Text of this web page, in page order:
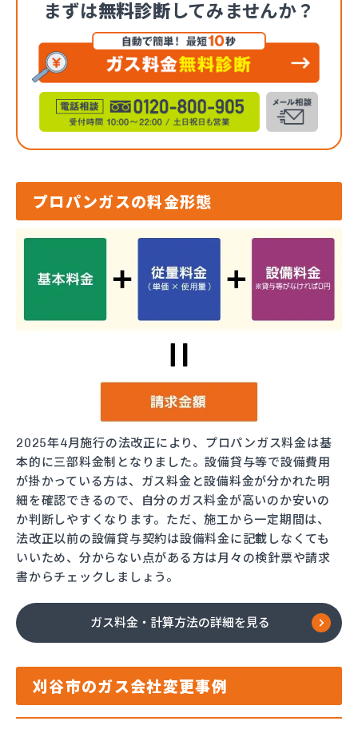
まずは無料診断してみませんか？
プロパンガスの料金形態
2025年4月施行の法改正により、プロパンガス料金は基
本的に三部料金制となりました。設備貸与等で設備費用
が掛かっている方は、ガス料金と設備料金が分かれた明
細を確認できるので、自分のガス料金が高いのか安いの
か判断しやすくなります。ただ、施工から一定期間は、
法改正以前の設備貸与契約は設備料金に記載しなくても
いいため、分からない点がある方は月々の検針票や請求
書からチェックしましょう。
ガス料金・計算方法の詳細を見る
刈谷市のガス会社変更事例